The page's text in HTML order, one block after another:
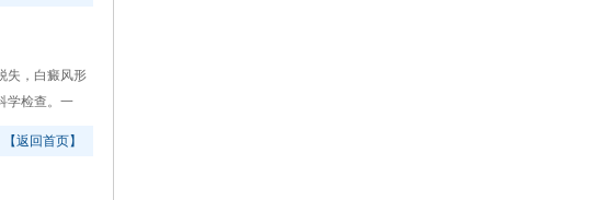
失，白癜风形
学检查。一
【返回首页】